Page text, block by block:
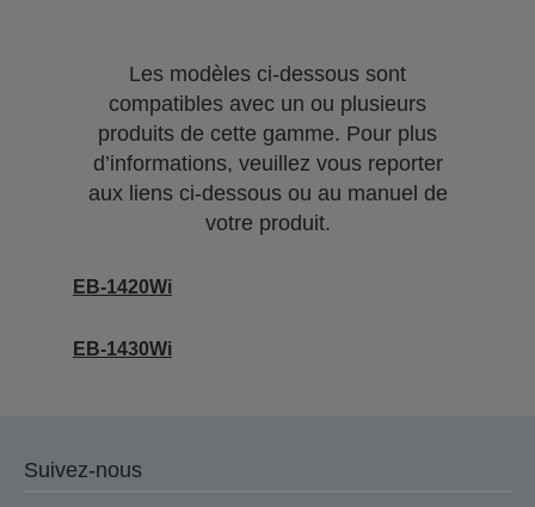
Les modèles ci-dessous sont
compatibles avec un ou plusieurs
produits de cette gamme. Pour plus
d’informations, veuillez vous reporter
aux liens ci-dessous ou au manuel de
votre produit.
EB-1420Wi
EB-1430Wi
Suivez-nous